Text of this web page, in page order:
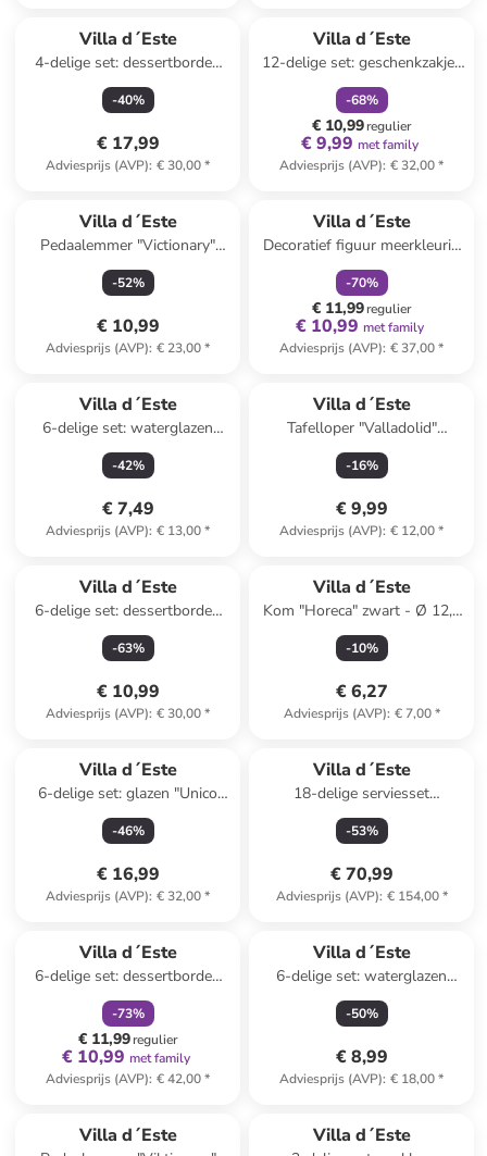
Villa d´Este
4-delige set: dessertborden
''More Amore'' meerkleurig -
Ø 19,5 cm
-40%
€ 17,99
Adviesprijs (AVP): € 30,00*
Villa d´Este
12-delige set: geschenkzakjes
"Natalotto" groen - (B)22 x
(H)26 x (D)10 cm
-68%
€ 10,99regulier
€ 9,99 met family
Adviesprijs (AVP): € 32,00*
Villa d´Este
Pedaalemmer "Victionary"
zwart - 3 l
-52%
€ 10,99
Adviesprijs (AVP): € 23,00*
Villa d´Este
Decoratief figuur meerkleurig
- (H)30 cm
-70%
€ 11,99regulier
€ 10,99 met family
Adviesprijs (AVP): € 37,00*
Villa d´Este
6-delige set: waterglazen
"Victionary" transparant/zwart
- 360 ml
-42%
€ 7,49
Adviesprijs (AVP): € 13,00*
Villa d´Este
Tafelloper "Valladolid"
blauw/beige/rood - (L)178 x
(B)33 cm
-16%
€ 9,99
Adviesprijs (AVP): € 12,00*
Villa d´Este
6-delige set: dessertborden
crème - Ø 19,3 cm
-63%
€ 10,99
Adviesprijs (AVP): € 30,00*
Villa d´Este
Kom "Horeca" zwart - Ø 12,5
cm
-10%
€ 6,27
Adviesprijs (AVP): € 7,00*
Villa d´Este
6-delige set: glazen "Unico
Bubbles" turquoise - 325 ml
-46%
€ 16,99
Adviesprijs (AVP): € 32,00*
Villa d´Este
18-delige serviesset
''Botanist'' wit/meerkleurig
-53%
€ 70,99
Adviesprijs (AVP): € 154,00*
Villa d´Este
6-delige set: dessertborden
"Vintage Xmas"
wit/meerkleurig - Ø 20 cm
-73%
€ 11,99regulier
€ 10,99 met family
Adviesprijs (AVP): € 42,00*
Villa d´Este
6-delige set: waterglazen
"Castle" - 250 ml
-50%
€ 8,99
Adviesprijs (AVP): € 18,00*
Villa d´Este Villa d´Este